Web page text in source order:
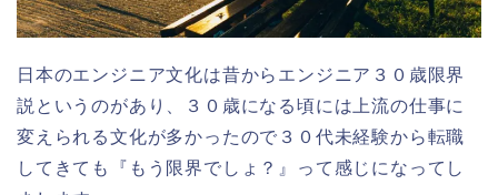
日本のエンジニア文化は昔からエンジニア３０歳限界
説というのがあり、３０歳になる頃には上流の仕事に
変えられる文化が多かったので３０代未経験から転職
してきても『もう限界でしょ？』って感じになってし